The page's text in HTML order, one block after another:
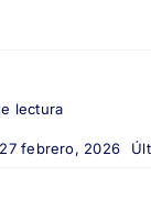
lectura
febrero, 2026